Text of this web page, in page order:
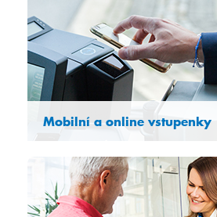
Mobilní a online vstupenky